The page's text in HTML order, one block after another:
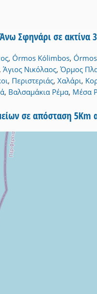
Σφηνάρι σε ακτίνα
, Órmos Kólimbos,
, Άγιος Νικόλαος,Όρμος
, Περιστεριάς, Χαλάρι,
, Βαλσαμάκια Ρέμα, Μέσα
σε απόσταση